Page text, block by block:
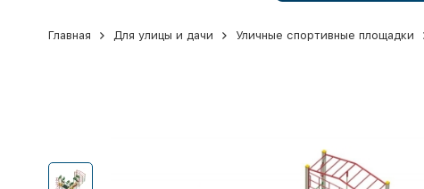
Главная Для улицы и дачи Уличные спортивные площадки